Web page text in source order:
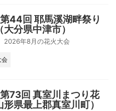
44回 耶馬溪湖畔祭り
分県中津市）
2026年8月の花火大会
会
73回 真室川まつり花
県最上郡真室川町）